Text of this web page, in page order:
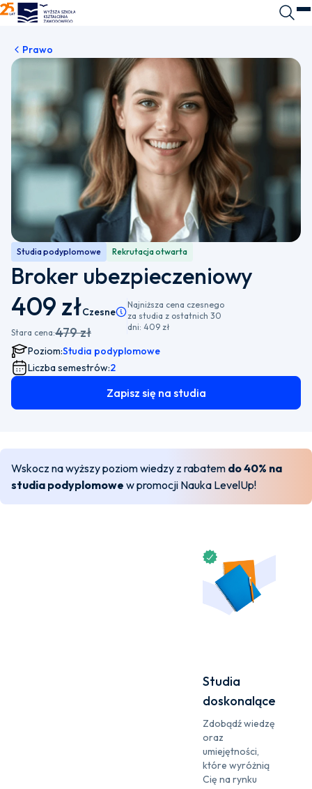
WSKZ - strona główna
Prawo
Studia podyplomowe Rekrutacja otwarta
Broker ubezpieczeniowy
409 złCzesnePamiętaj, że istnieje możliwość wyboru
Stara cena:479 zł
Najniższa cena czesnego
za studia z ostatnich 30
dni: 409 zł
Poziom:Studia podyplomowe
Liczba semestrów:2
Zapisz się na studia
Wskocz na wyższy poziom wiedzy z rabatem do 40% na
studia podyplomowe w promocji Nauka LevelUp!
Studia
doskonalące
Zdobądź wiedzę
oraz
umiejętności,
które wyróżnią
Cię na rynku